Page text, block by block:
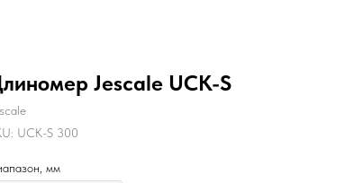
Jescale UCK-S
UCK-S 300
мм